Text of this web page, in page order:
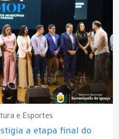
e Esportes
a etapa final do